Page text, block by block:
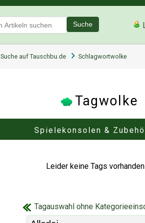
Suche
Suche auf Tauschbu.de Schlagwortwolke
Tagwolke
Spielekonsolen &
Leider keine Tags
Tagauswahl ohne